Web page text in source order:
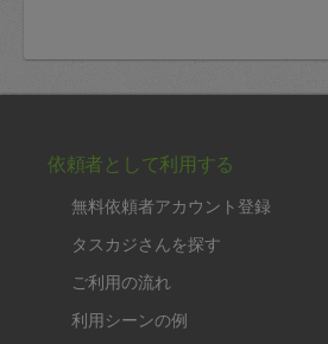
依頼者として利用する
無料依頼者アカウント登録
タスカジさんを探す
ご利用の流れ
利用シーンの例